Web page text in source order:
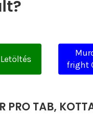
fright
TAB,